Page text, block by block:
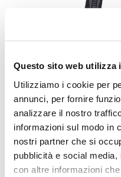
Questo sito web utilizza
Utilizziamo i cookie per
annunci, per fornire
analizzare il nostro
informazioni sul modo in
nostri partner che si
pubblicità e social
con altre informazioni
Vai
all'inizio
della
galleria
di
immagini
SKU ABFO19
BRETELLE
ANTITAGLIO